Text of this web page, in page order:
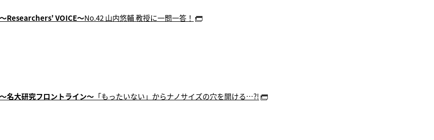
～Researchers' VOICE～No.42 山内悠輔 教授に一問一答！
～名大研究フロントライン～ 「もったいない」からナノサイズの穴を開ける…?!